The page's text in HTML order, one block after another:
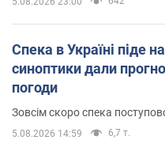
Спека в Україні піде
синоптики дали
погоди
Зовсім скоро спека
5.08.2026 14:59 6,7 т.